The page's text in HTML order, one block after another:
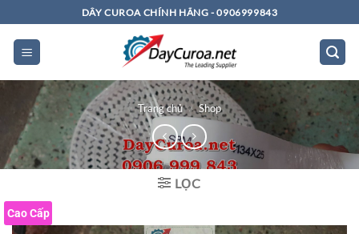
qua
dung
DÂY CUROA CHÍNH HÃNG - 0906999843
Trang chủ » Shop
LỌC
Cao Cấp